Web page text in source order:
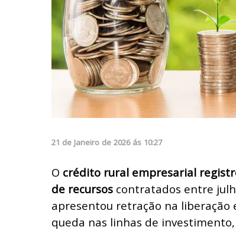
21 de Janeiro de 2026 ás 10:27
O crédito rural empresarial
de recursos contratados entre
apresentou retração na liberação
queda nas linhas de